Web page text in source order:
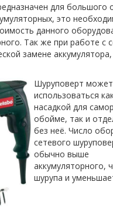
для
ных, это
данного
Так же при работе с
замене
Шуруповерт может
использоваться
насадкой для
обойме, так и
без неё. Число
сетевого
обычно выше
аккумуляторного,
шурупа и